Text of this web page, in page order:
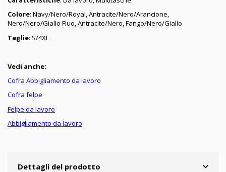
Colore: Navy/Nero/Royal, Antracite/Nero/Arancione,
Nero/Nero/Giallo Fluo, Antracite/Nero, Fango/Nero/Giallo
Taglie: S/4XL
Vedi anche:
Cofra Abbigliamento da lavoro
Cofra felpe
Felpe da lavoro
Abbigliamento da lavoro
Dettagli del prodotto